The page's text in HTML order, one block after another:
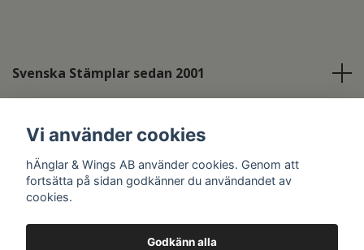
Svenska Stämplar sedan 2001
Sociala medier
Vi använder cookies
hÄnglar & Wings AB använder cookies. Genom att
fortsätta på sidan godkänner du användandet av
cookies.
Godkänn alla